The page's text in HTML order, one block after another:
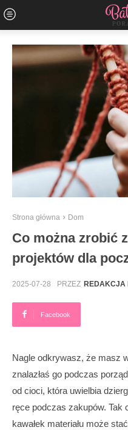
Strona główna Dom
Co można zrobić
projektów dla
2025-07-28 PRZEZ REDAKCJA
Facebook
Nagle odkrywasz, że masz
znalazłaś go podczas
od cioci, która uwielbia
ręce podczas zakupów. Tak
kawałek materiału może